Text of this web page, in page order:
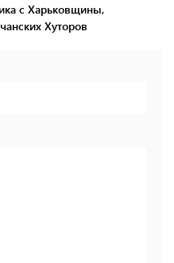
с Харьковщины,
Хуторов